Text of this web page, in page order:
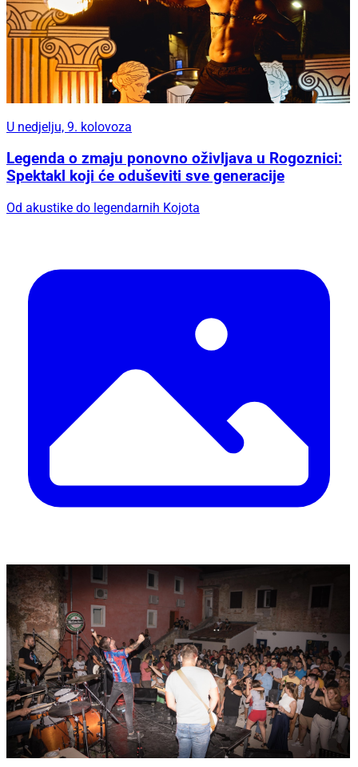
U nedjelju, 9. kolovoza
Legenda o zmaju ponovno oživljava u Rogoznici:
Spektakl koji će oduševiti sve generacije
Od akustike do legendarnih Kojota